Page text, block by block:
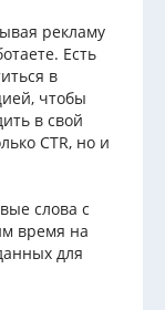
рекламу
Есть
в
чтобы
в свой
CTR, но и
слова с
время на
для